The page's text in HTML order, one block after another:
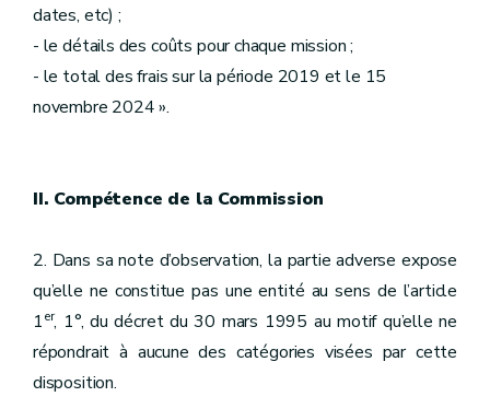
dates, etc) ;
- le détails des coûts pour chaque mission ;
- le total des frais sur la période 2019 et le 15
novembre 2024 ».
II. Compétence de la Commission
2. Dans sa note d’observation, la partie adverse expose
qu’elle ne constitue pas une entité au sens de l’article
1er, 1°, du décret du 30 mars 1995 au motif qu’elle ne
répondrait à aucune des catégories visées par cette
disposition.